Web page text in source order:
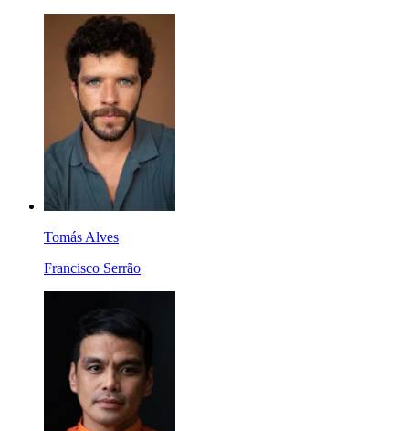
Tomás Alves
Francisco Serrão